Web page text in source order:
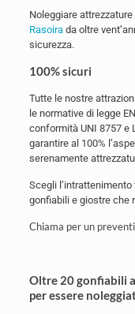
Noleggiare
Rasoirada oltre
sicurezza.
100% sicuri
Tutte le nostre
le normative di legge
conformità UNI 8757 e
garantire al 100%
serenamente
Scegli
gonfiabili e giostre che
Chiama per un
Oltre 20 gonfiabili
per essere